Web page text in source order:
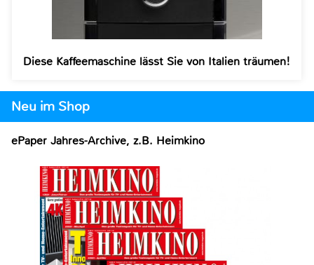
Diese Kaffeemaschine lässt Sie von Italien träumen!
Neu im Shop
ePaper Jahres-Archive, z.B. Heimkino